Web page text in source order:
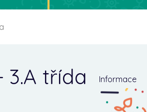
3.A třída
Informace